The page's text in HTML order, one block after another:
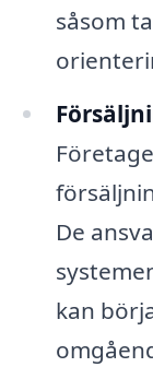
såsom
De
kan